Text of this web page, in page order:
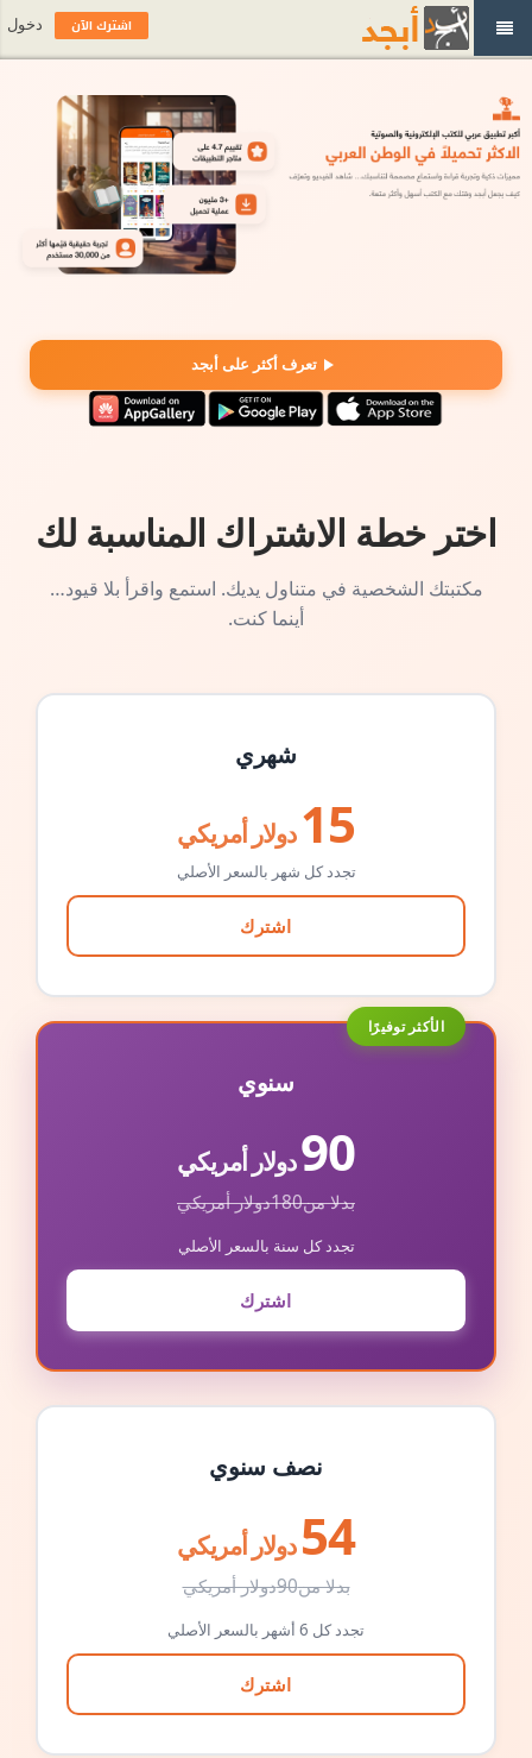
تعرف أكثر على أبجد
اختر خطة الاشتراك المناسبة لك
مكتبتك الشخصية في متناول يديك. استمع واقرأ بلا قيود…
أينما كنت.
شهري
15 دولار أمريكي
تجدد كل شهر بالسعر الأصلي
اشترك
الأكثر توفيرًا
سنوي
90دولار أمريكي
بدلا من180دولار أمريكي
تجدد كل سنة بالسعر الأصلي
اشترك
نصف سنوي
54 دولار أمريكي
بدلا من90دولار أمريكي
تجدد كل 6 أشهر بالسعر الأصلي
اشترك
اشترك الآن دخول